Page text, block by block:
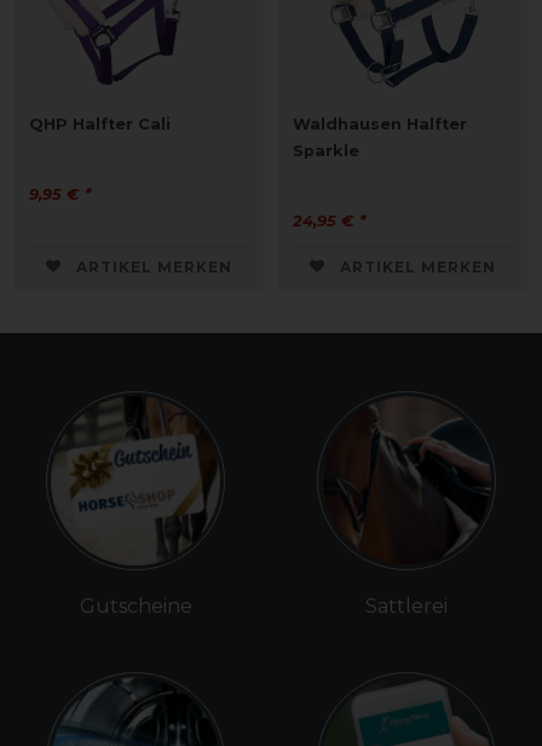
QHP Halfter Cali
9,95 € *
ARTIKEL MERKEN
Waldhausen Halfter
Sparkle
24,95 € *
ARTIKEL MERKEN
Gutscheine Sattlerei